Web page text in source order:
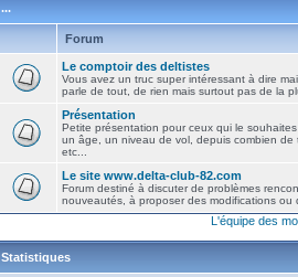
...
Forum
Le comptoir des deltistes
Vous avez un truc super intéressant à dire
parle de tout, de rien mais surtout pas de la
Présentation
Petite présentation pour ceux qui le
un âge, un niveau de vol, depuis combien de
etc...
Le site www.delta-club-82.com
Forum destiné à discuter de problèmes
nouveautés, à proposer des modifications ou
L'équipe des
Statistiques